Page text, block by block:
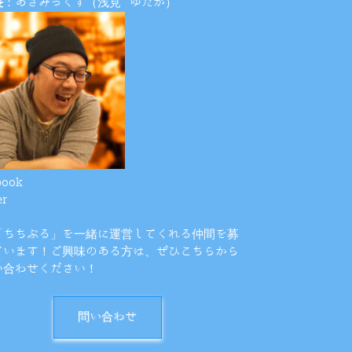
ちちぶる」を一緒に運営してくれる仲間を募
います！ご興味のある方は、ぜひこちらから
合わせください！
問い合わせ